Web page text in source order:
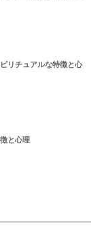
リチュアルな特徴と心
と心理